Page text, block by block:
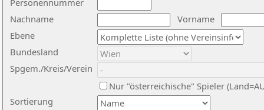
Nachname
Vorname
Ebene
Sortierung
Personennummer
Bundesland
Spgem./Kreis/Verein
Nur "österreichische" Spieler